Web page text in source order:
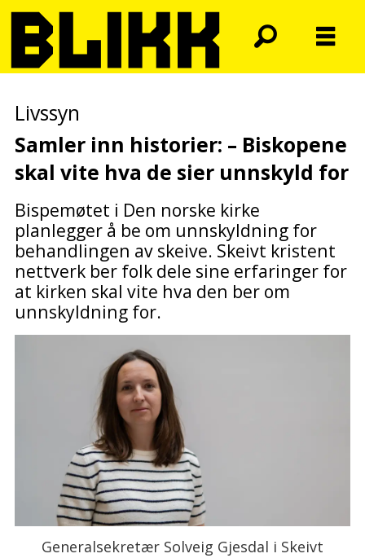
Livssyn
Samler inn historier: – Biskopene
skal vite hva de sier unnskyld for
Bispemøtet i Den norske kirke
planlegger å be om unnskyldning for
behandlingen av skeive. Skeivt kristent
nettverk ber folk dele sine erfaringer for
at kirken skal vite hva den ber om
unnskyldning for.
Generalsekretær Solveig Gjesdal i Skeivt